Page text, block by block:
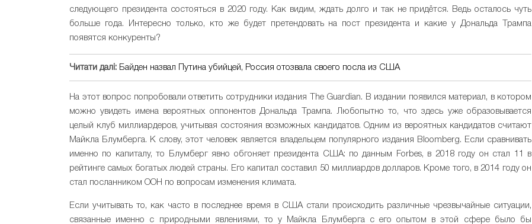
следующего президента состояться в 2020 году. Как видим, ждать долго и так не придётся. Ведь осталось чуть
больше года. Интересно только, кто же будет претендовать на пост президента и какие у Дональда Трампа
появятся конкуренты?
Читати далі: Байден назвал Путина убийцей, Россия отозвала своего посла из США
На этот вопрос попробовали ответить сотрудники издания The Guardian. В издании появился материал, в котором
можно увидеть имена вероятных оппонентов Дональда Трампа. Любопытно то, что здесь уже образовывается
целый клуб миллиардеров, учитывая состояния возможных кандидатов. Одним из вероятных кандидатов считают
Майкла Блумберга. К слову, этот человек является владельцем популярного издания Bloomberg. Если сравнивать
именно по капиталу, то Блумберг явно обгоняет президента США: по данным Forbes, в 2018 году он стал 11 в
рейтинге самых богатых людей страны. Его капитал составил 50 миллиардов долларов. Кроме того, в 2014 году он
стал посланником ООН по вопросам изменения климата.
Если учитывать то, как часто в последнее время в США стали происходить различные чрезвычайные ситуации,
связанные именно с природными явлениями, то у Майкла Блумберга с его опытом в этой сфере было бы